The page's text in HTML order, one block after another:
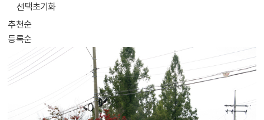
선택초기화
추천순
등록순